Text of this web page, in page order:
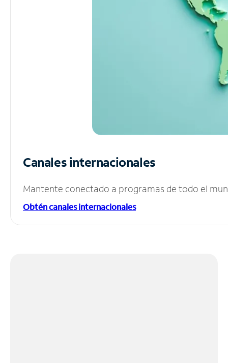
Canales internacionales
Mantente conectado a programas de todo el
Obtén canales internacionales